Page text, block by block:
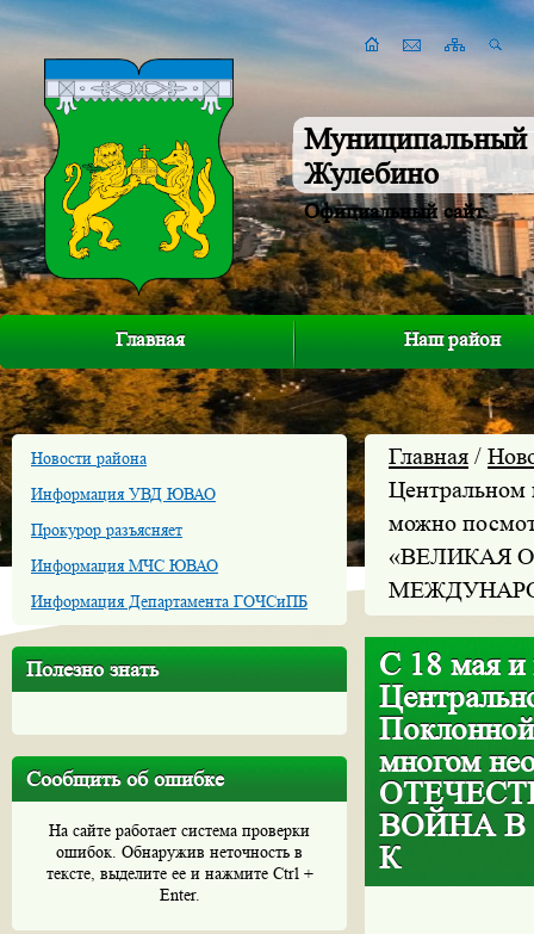
Муниципальный
Жулебино
Официальный сайт
Главная Наш район
Новости района
Информация УВД ЮВАО
Прокурор разъясняет
Информация МЧС ЮВАО
Информация Департамента ГОЧСиПБ
Полезно знать
Сообщить об ошибке
На сайте работает система проверки
ошибок. Обнаружив неточность в
тексте, выделите ее и нажмите Ctrl +
Enter.
Главная /
Центральном
можно
«ВЕЛИКАЯ
С 18 мая и
многом
ВОЙНА
К